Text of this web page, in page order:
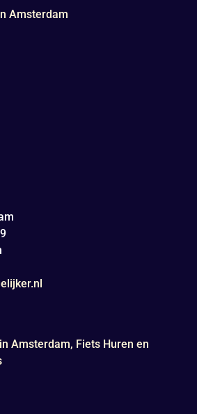
Amsterdam
Amsterdam, Fiets Huren en